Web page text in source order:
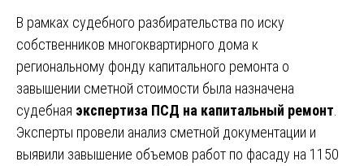
В рамках судебного разбирательства по иску
собственников многоквартирного дома к
региональному фонду капитального ремонта о
завышении сметной стоимости была назначена
судебная экспертиза ПСД на капитальный ремонт
Эксперты провели анализ сметной документации и
выявили завышение объемов работ по фасаду на 1150